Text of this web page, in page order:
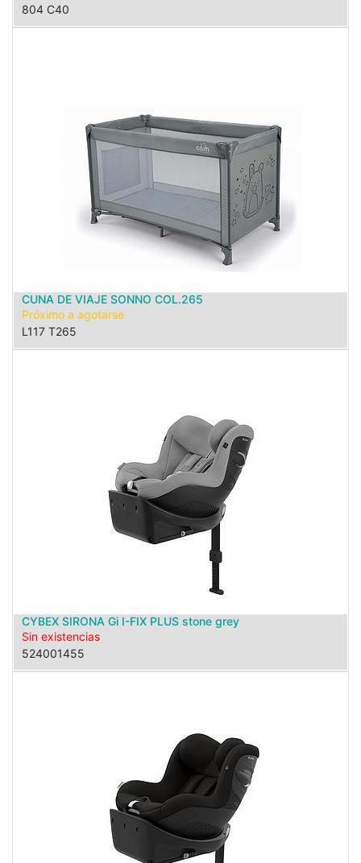
804 C40
CUNA DE VIAJE SONNO COL.265
Próximo a agotarse
L117 T265
CYBEX SIRONA Gi I-FIX PLUS stone grey
Sin existencias
524001455